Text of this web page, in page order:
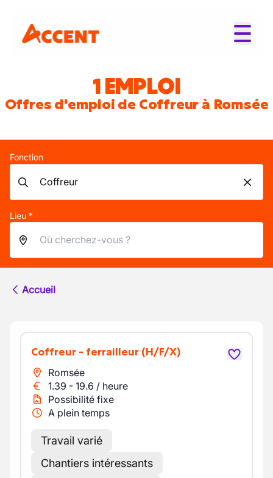
1 EMPLOI
Offres d'emploi de Coffreur à Romsée
Fonction
Lieu *
Accueil
Coffreur - ferrailleur (H/F/X)
Romsée
1.39 - 19.6 / heure
Possibilité fixe
A plein temps
Travail varié
Chantiers intéressants